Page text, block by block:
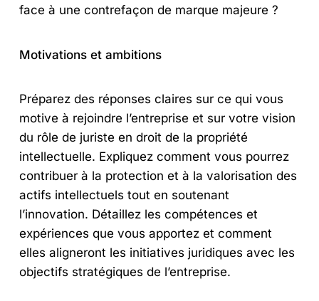
face à une contrefaçon de marque majeure ?
Motivations et ambitions
Préparez des réponses claires sur ce qui vous
motive à rejoindre l’entreprise et sur votre vision
du rôle de juriste en droit de la propriété
intellectuelle. Expliquez comment vous pourrez
contribuer à la protection et à la valorisation des
actifs intellectuels tout en soutenant
l’innovation. Détaillez les compétences et
expériences que vous apportez et comment
elles aligneront les initiatives juridiques avec les
objectifs stratégiques de l’entreprise.